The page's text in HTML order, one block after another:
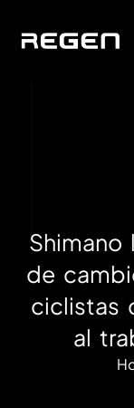
Shimano
de
ciclistas
al